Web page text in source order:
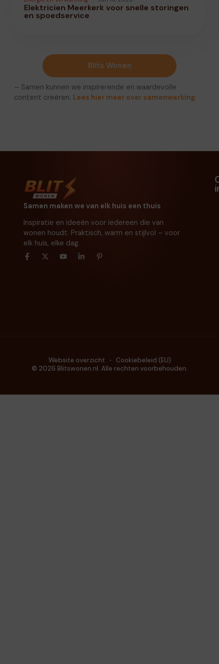
Elektricien Meerkerk voor snelle storingen
en spoedservice
Blits Wonen
– Samen kunnen we inspirerende en waardevolle
content creëren. Lees hier meer over samenwerking.
Samen maken we van elk huis een thuis
Inspiratie en ideeën voor iedereen die van
wonen houdt. Praktisch, warm en stijlvol – voor
elk huis, elke dag.
© 2026 Blitswonen.nl. Alle rechten voorbehouden.
Website overzicht Cookiebeleid (EU)